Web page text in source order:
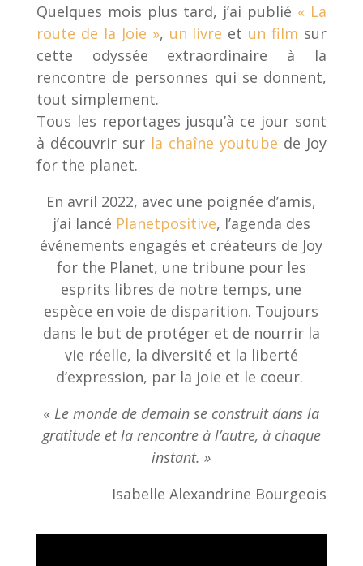
Quelques mois plus tard, j’ai publié « La
route de la Joie », un livre et un film sur
cette odyssée extraordinaire à la
rencontre de personnes qui se donnent,
tout simplement.
Tous les reportages jusqu’à ce jour sont
à découvrir sur la chaîne youtube de Joy
for the planet.
En avril 2022, avec une poignée d’amis,
j’ai lancé Planetpositive, l’agenda des
événements engagés et créateurs de Joy
for the Planet, une tribune pour les
esprits libres de notre temps, une
espèce en voie de disparition. Toujours
dans le but de protéger et de nourrir la
vie réelle, la diversité et la liberté
d’expression, par la joie et le coeur.
« Le monde de demain se construit dans la
gratitude et la rencontre à l’autre, à chaque
instant. »
Isabelle Alexandrine Bourgeois